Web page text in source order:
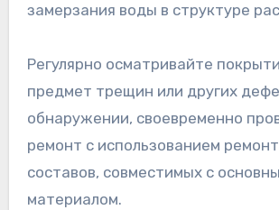
замерзания воды в структуре
Регулярно осматривайте
предмет трещин или других
обнаружении, своевременно
ремонт с использованием
составов, совместимых с
материалом.